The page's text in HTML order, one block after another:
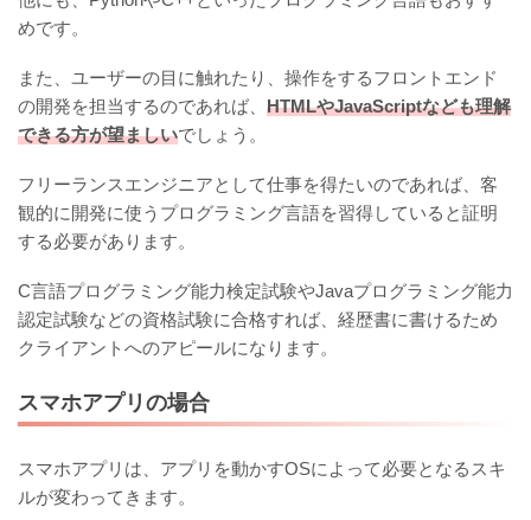
めです。
また、ユーザーの目に触れたり、操作をするフロントエンド
の開発を担当するのであれば、 HTMLやJavaScriptなども理解
できる方が望ましいでしょう。
フリーランスエンジニアとして仕事を得たいのであれば、客
観的に開発に使うプログラミング言語を習得していると証明
する必要があります。
C言語プログラミング能力検定試験やJavaプログラミング能力
認定試験などの資格試験に合格すれば、経歴書に書けるため
クライアントへのアピールになります。
スマホアプリの場合
スマホアプリは、アプリを動かすOSによって必要となるスキ
ルが変わってきます。